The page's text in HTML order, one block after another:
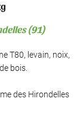
dans votre panier
à tout moment en
(91)
T80, levain, noix,
bois.
des Hirondelles